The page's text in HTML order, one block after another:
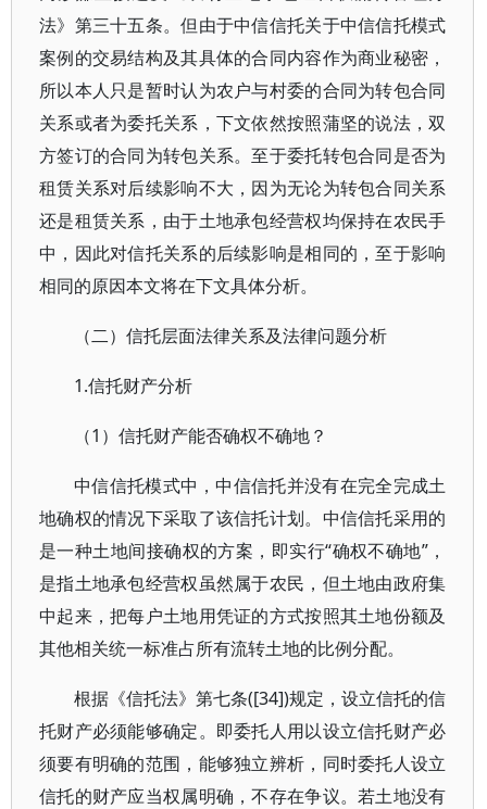
法》第三十五条。但由于中信信托关于中信信托模式
案例的交易结构及其具体的合同内容作为商业秘密，
所以本人只是暂时认为农户与村委的合同为转包合同
关系或者为委托关系，下文依然按照蒲坚的说法，双
方签订的合同为转包关系。至于委托转包合同是否为
租赁关系对后续影响不大，因为无论为转包合同关系
还是租赁关系，由于土地承包经营权均保持在农民手
中，因此对信托关系的后续影响是相同的，至于影响
相同的原因本文将在下文具体分析。
（二）信托层面法律关系及法律问题分析
1.信托财产分析
（1）信托财产能否确权不确地？
中信信托模式中，中信信托并没有在完全完成土
地确权的情况下采取了该信托计划。中信信托采用的
是一种土地间接确权的方案，即实行“确权不确地”，
是指土地承包经营权虽然属于农民，但土地由政府集
中起来，把每户土地用凭证的方式按照其土地份额及
其他相关统一标准占所有流转土地的比例分配。
根据《信托法》第七条([34])规定，设立信托的信
托财产必须能够确定。即委托人用以设立信托财产必
须要有明确的范围，能够独立辨析，同时委托人设立
信托的财产应当权属明确，不存在争议。若土地没有